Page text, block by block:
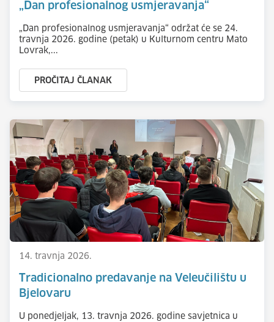
„Dan profesionalnog usmjeravanja“
„Dan profesionalnog usmjeravanja“ održat će se 24.
travnja 2026. godine (petak) u Kulturnom centru Mato
Lovrak,...
PROČITAJ ČLANAK
14. travnja 2026.
Tradicionalno predavanje na Veleučilištu u
Bjelovaru
U ponedjeljak, 13. travnja 2026. godine savjetnica u